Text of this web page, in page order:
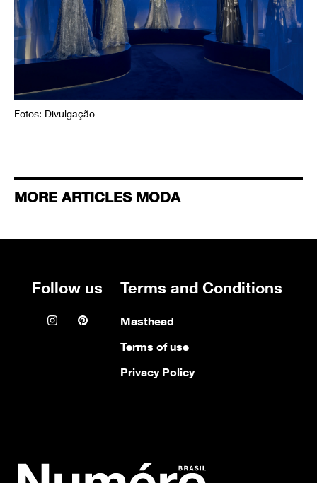
Fotos: Divulgação
MORE ARTICLES MODA
Follow us
Instagram icon
Pinterest icon
Terms and Conditions
Masthead
Terms of use
Privacy Policy